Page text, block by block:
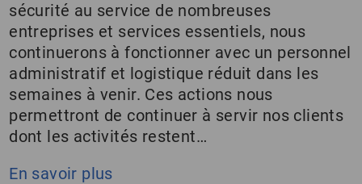
sécurité au service de nombreuses
entreprises et services essentiels, nous
continuerons à fonctionner avec un personnel
administratif et logistique réduit dans les
semaines à venir. Ces actions nous
permettront de continuer à servir nos clients
dont les activités restent…
En savoir plus